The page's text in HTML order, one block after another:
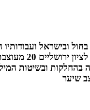
מעצב שיער כבר 25 שנה בחול
מספרת
בהחלקות ובשיטות
שיער